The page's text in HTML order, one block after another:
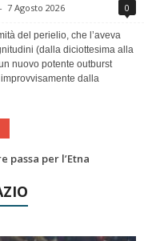
- 7 Agosto 2026 0
del perielio, che l’aveva
(dalla diciottesima alla
nuovo potente outburst
dalla